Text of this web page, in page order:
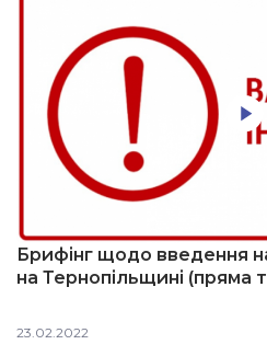
Брифінг щодо введення
на Тернопільщині (пряма
23.02.2022